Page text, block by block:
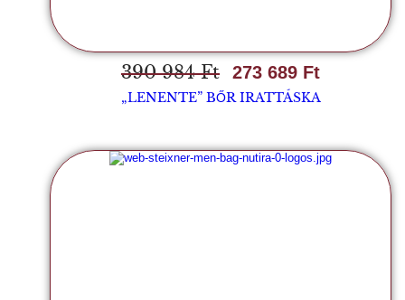
390 984Ft 273 689 Ft
„LENENTE” BŐR IRATTÁSKA